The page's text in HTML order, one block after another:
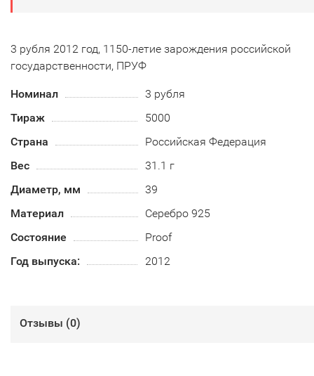
3 рубля 2012 год, 1150-летие зарождения российской
государственности, ПРУФ
Номинал
3 рубля
Тираж
5000
Страна
Российская Федерация
Вес
31.1 г
Диаметр, мм
39
Материал
Серебро 925
Состояние
Proof
Год выпуска:
2012
Отзывы (0)